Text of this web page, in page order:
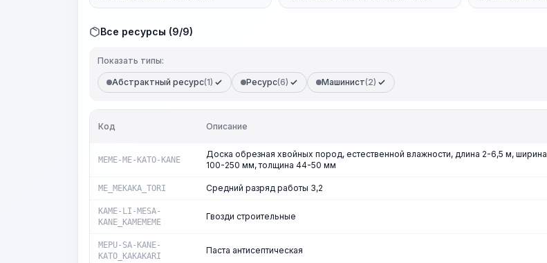
Все ресурсы (9/9)
Показать типы:
Абстрактный ресурс(1) Ресурс(6) Машинист(2)
Код Описание
MEME-ME-KATO-KANE
Доска обрезная хвойных пород, естественной влажности, длина 2-6,5 м, ширина
100-250 мм, толщина 44-50 мм
ME_MEKAKA_TORI Средний разряд работы 3,2
KAME-LI-MESA-
KANE_KAMEMEME
Гвозди строительные
MEPU-SA-KANE-
KATO_KAKAKARI
Паста антисептическая